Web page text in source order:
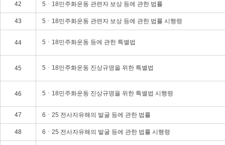
42 5ㆍ18민주화운동 관련자 보상 등에 관한 법률
43 5ㆍ18민주화운동 관련자 보상 등에 관한 법률 시행령
44 5ㆍ18민주화운동 등에 관한 특별법
45 5ㆍ18민주화운동 진상규명을 위한 특별법
46 5ㆍ18민주화운동 진상규명을 위한 특별법 시행령
47 6ㆍ25 전사자유해의 발굴 등에 관한 법률
48 6ㆍ25 전사자유해의 발굴 등에 관한 법률 시행령